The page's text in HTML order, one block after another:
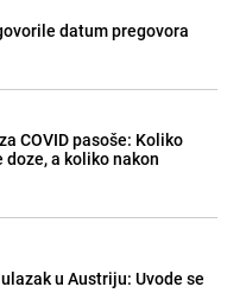
datum pregovora
COVID pasoše: Koliko
doze, a koliko nakon
u Austriju: Uvode se